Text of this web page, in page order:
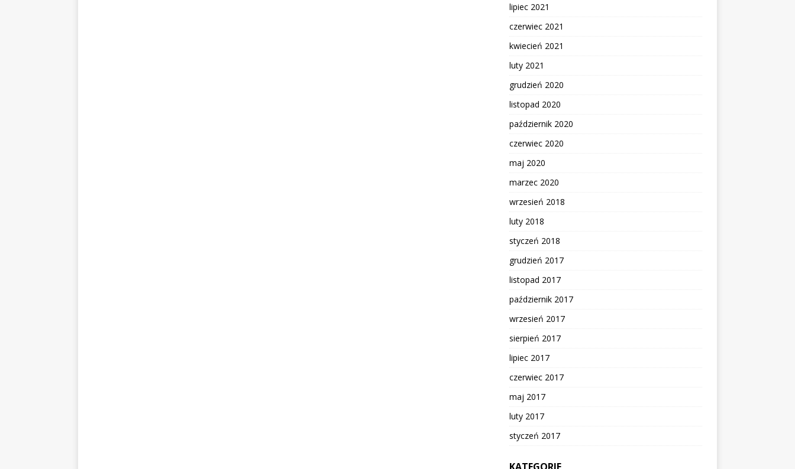
lipiec 2021
czerwiec 2021
kwiecień 2021
luty 2021
grudzień 2020
listopad 2020
październik 2020
czerwiec 2020
maj 2020
marzec 2020
wrzesień 2018
luty 2018
styczeń 2018
grudzień 2017
listopad 2017
październik 2017
wrzesień 2017
sierpień 2017
lipiec 2017
czerwiec 2017
maj 2017
luty 2017
styczeń 2017
KATEGORIE